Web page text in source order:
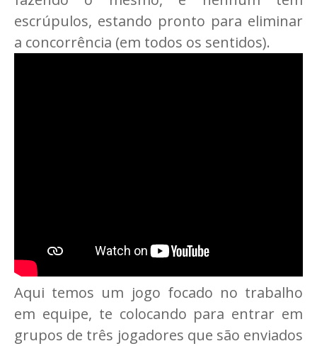
escrúpulos, estando pronto para eliminar
a concorrência (em todos os sentidos).
Aqui temos um jogo focado no trabalho
em equipe, te colocando para entrar em
grupos de três jogadores que são enviados